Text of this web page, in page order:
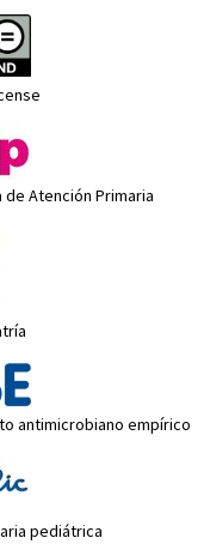
Atención Primaria
antimicrobiano empírico
pediátrica